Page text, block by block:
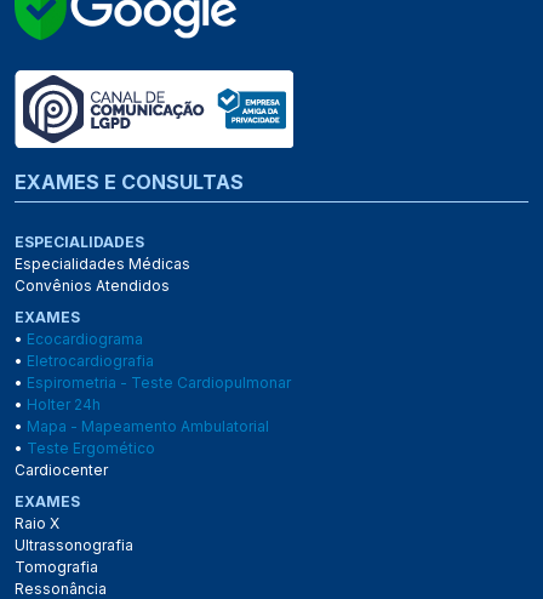
EXAMES E CONSULTAS
ESPECIALIDADES
Especialidades Médicas
Convênios Atendidos
EXAMES
• Ecocardiograma
• Eletrocardiografia
• Espirometria - Teste Cardiopulmonar
• Holter 24h
• Mapa - Mapeamento Ambulatorial
• Teste Ergomético
Cardiocenter
EXAMES
Raio X
Ultrassonografia
Tomografia
Ressonância